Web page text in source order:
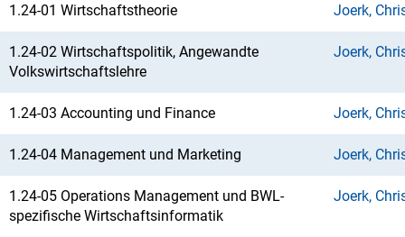
1.24-01 Wirtschaftstheorie Joerk,
1.24-02 Wirtschaftspolitik, Angewandte
Volkswirtschaftslehre
Joerk,
1.24-03 Accounting und Finance Joerk,
1.24-04 Management und Marketing Joerk,
1.24-05 Operations Management und BWL-
spezifische Wirtschaftsinformatik
Joerk,